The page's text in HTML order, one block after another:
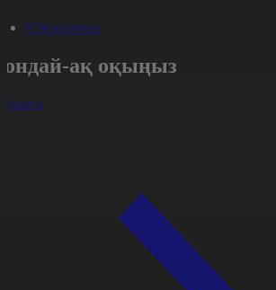
#Экономика
ақ оқыңыз